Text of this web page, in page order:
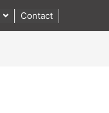
Contact